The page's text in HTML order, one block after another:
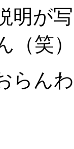
明が
（笑
らん